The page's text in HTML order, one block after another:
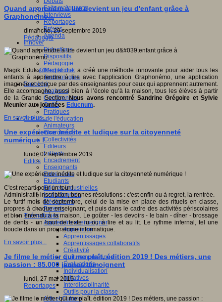
Faits marquants
Interviews
Reportages
Brèves
Agenda
Innover
Didactique
Dispositifs
Pédagogie
Recherche
Technologies
Savoir(s)
Analyses
Conférences
Outils
Pratiques
Acteurs de l'éducation
Animateurs
Chercheurs
Collectivités
Editeurs
EdTech
Encadrement
Enseignants
Entreprises
Etudiants
Filières industrielles
Institutionnels
Médiateurs
Parents
Thématiques
Apprendre et enseigner
Apprendre
Apprentissages
Apprentissages collaboratifs
Créativité
Culture numérique
Evaluations
Individualisation
Initiatives
Interdisciplinarité
Outils pour la classe
Arts et Culture
Quand apprendre à lire devient un jeu d'enfant grâce à
Graphonemo...
dimanche, 29 septembre 2019
Pédagogie
Magik Eduk@MagikEduk a créé une méthode innovante pour aider tous les
enfants à apprendre à lire avec l’application Graphonémo, une application
imaginée et conçue par des enseignantes pour ceux qui apprennent autrement.
Elle accompagne, aussi bien à l’école qu’à la maison, tous les élèves à partir
de la Grande Section.Nous avons rencontré Sandrine Grégoire et Sylvie
Meunier aux journées Educnum.
En savoir plus...
Une expérience inédite et ludique sur la citoyenneté
numérique !
lundi, 02 septembre 2019
Editos
C'est reparti pour un tour !
Administratif, inscription, bonnes résolutions : c'est enfin ou à regret, la rentrée.
Le furtif mois de septembre, celui de la mise en place des rituels en classe,
propres à chaque enseignant, et puis dans le cadre des activités périscolaires
et bien entendu à la maison. Le goûter - les devoirs - le bain - dîner - brossage
de dents - un bout de texte lu ou à lire et au lit. Le rythme infernal, tel une
boucle dans un programme informatique.
En savoir plus...
Je filme le métier qui me plaît, édition 2019 ! Des métiers, une
passion : 85.000 jeunes témoignent
lundi, 27 mai 2019
Reportages